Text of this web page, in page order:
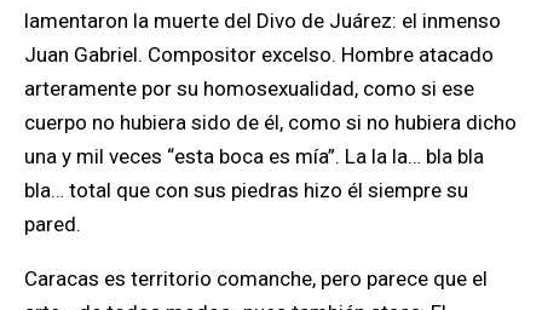
lamentaron la muerte del Divo de Juárez: el inmenso
Juan Gabriel. Compositor excelso. Hombre atacado
arteramente por su homosexualidad, como si ese
cuerpo no hubiera sido de él, como si no hubiera dicho
una y mil veces “esta boca es mía”. La la la… bla bla
bla… total que con sus piedras hizo él siempre su
pared.
Caracas es territorio comanche, pero parece que el